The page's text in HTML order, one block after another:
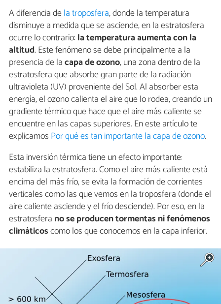
A diferencia dela troposfera, donde la temperatura
disminuye a medida que se asciende, en la estratosfera
ocurre lo contrario:la temperatura aumenta con la
altitud. Este fenómeno se debe principalmente a la
presencia de lacapa de ozono, una zona dentro de la
estratosfera que absorbe gran parte de la radiación
ultravioleta (UV) proveniente del Sol. Al absorber esta
energía, el ozono calienta el aire que lo rodea, creando un
gradiente térmico que hace que el aire más caliente se
encuentre en las capas superiores. En este artículo te
explicamos Por qué es tan importante la capa de ozono.
Esta inversión térmica tiene un efecto importante:
estabiliza la estratosfera. Como el aire más caliente está
encima del más frío, se evita la formación de corrientes
verticales como las que vemos en la troposfera (donde el
aire caliente asciende y el frío desciende). Por eso, en la
estratosfera no se producen tormentas ni fenómenos
climáticoscomo los que conocemos en la capa inferior.